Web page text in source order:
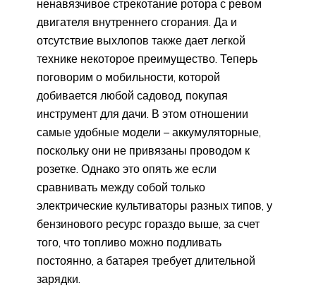
ненавязчивое стрекотание ротора с ревом
двигателя внутреннего сгорания. Да и
отсутствие выхлопов также дает легкой
технике некоторое преимущество. Теперь
поговорим о мобильности, которой
добивается любой садовод, покупая
инструмент для дачи. В этом отношении
самые удобные модели – аккумуляторные,
поскольку они не привязаны проводом к
розетке. Однако это опять же если
сравнивать между собой только
электрические культиваторы разных типов, у
бензинового ресурс гораздо выше, за счет
того, что топливо можно подливать
постоянно, а батарея требует длительной
зарядки.